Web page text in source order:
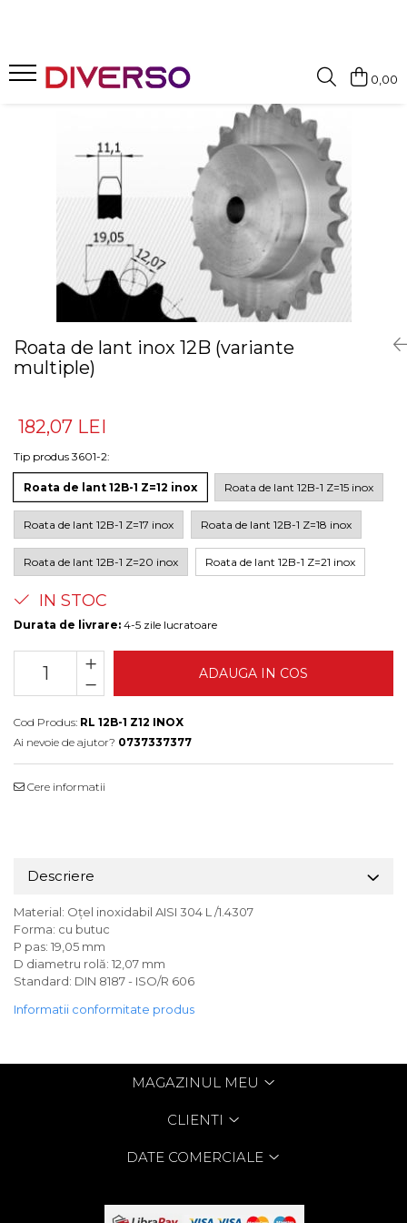
MULTIMATERIAL
0,00
Roata de lant inox 12B (variante
multiple)
182,07 LEI
Tip produs 3601-2:
Roata de lant 12B-1 Z=12 inox Roata de lant 12B-1 Z=15 inox
Roata de lant 12B-1 Z=17 inox Roata de lant 12B-1 Z=18 inox
Roata de lant 12B-1 Z=20 inox Roata de lant 12B-1 Z=21 inox
IN STOC
Durata de livrare: 4-5 zile lucratoare
ADAUGA IN COS
Cod Produs: RL 12B-1 Z12 INOX
Ai nevoie de ajutor? 0737337377
Cere informatii
Descriere
Material: Oțel inoxidabil AISI 304 L /1.4307
Forma: cu butuc
P pas: 19,05 mm
D diametru rolă: 12,07 mm
Standard: DIN 8187 - ISO/R 606
Informatii conformitate produs
MAGAZINUL MEU
CLIENTI
DATE COMERCIALE